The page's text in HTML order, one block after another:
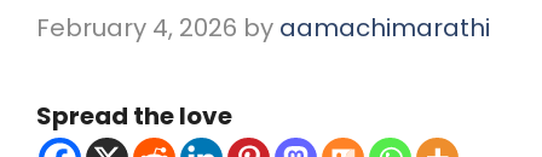
February 4, 2026 by aamachimarathi
Spread the love